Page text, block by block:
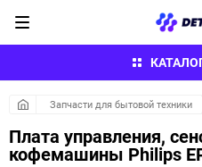
Запчасти для бытовой техники
Плата управления,
кофемашины Philips